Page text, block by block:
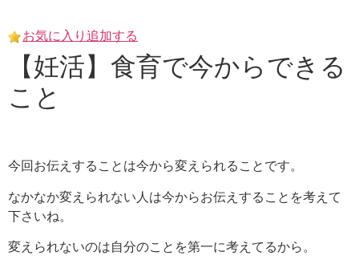
content
お気に入り追加する
【妊活】食育で今からできる
こと
今回お伝えすることは今から変えられることです。
なかなか変えられない人は今からお伝えすることを考えて
下さいね。
変えられないのは自分のことを第一に考えてるから。